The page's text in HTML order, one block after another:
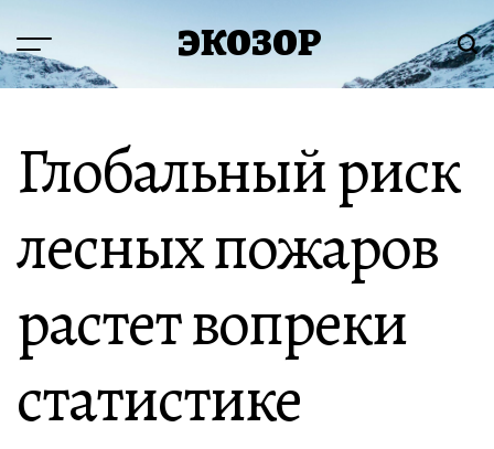
содержимому
Меню ЭКОЗОР
Глобальный риск
лесных пожаров
растет вопреки
статистике